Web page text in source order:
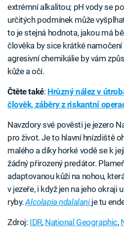
extrémní alkalitou; pH vody se
určitých podmínek může
to je stejná hodnota, jakou má
člověka by sice krátké
agresivní chemikálie by vám
kůže a očí.
Čtěte také: Hrůzný nález v
člověk, záběry z riskantní
Navzdory své pověsti je jezero
pro život. Je to hlavní hnízdiště
malého a díky horké vodě se k
žádný přirozený predátor.
adaptovanou kůži na nohou,
v jezeře, i když jen na jeho okraji
ryby.Alcolapia ndalalani je tu
Zdroj: IDR, National Geographic,